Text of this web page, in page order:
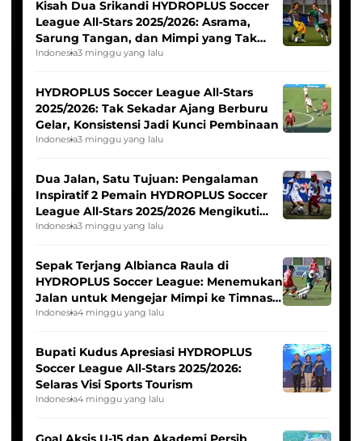
Kisah Dua Srikandi HYDROPLUS Soccer
League All-Stars 2025/2026: Asrama,
Sarung Tangan, dan Mimpi yang Tak
Pernah Padam
Indonesia3 minggu yang lalu
HYDROPLUS Soccer League All-Stars
2025/2026: Tak Sekadar Ajang Berburu
Gelar, Konsistensi Jadi Kunci Pembinaan
Indonesia3 minggu yang lalu
Dua Jalan, Satu Tujuan: Pengalaman
Inspiratif 2 Pemain HYDROPLUS Soccer
League All-Stars 2025/2026 Mengikuti
Seleksi Timnas Indonesia Putri
Indonesia3 minggu yang lalu
Sepak Terjang Albianca Raula di
HYDROPLUS Soccer League: Menemukan
Jalan untuk Mengejar Mimpi ke Timnas
Indonesia Putri
Indonesia4 minggu yang lalu
Bupati Kudus Apresiasi HYDROPLUS
Soccer League All-Stars 2025/2026:
Selaras Visi Sports Tourism
Indonesia4 minggu yang lalu